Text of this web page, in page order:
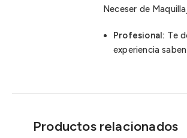
Neceser de
Profesional: Te
experiencia
Productos relacionados